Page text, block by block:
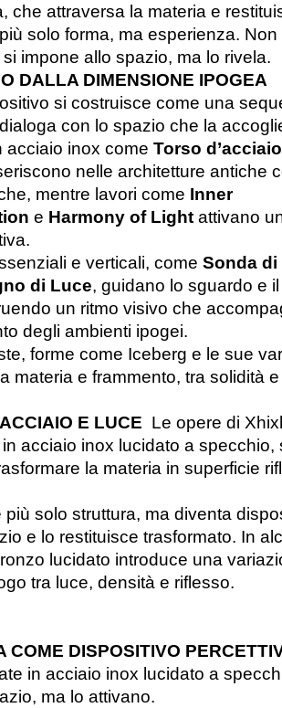
che attraversa la materia e
solo forma, ma esperienza.
impone allo spazio, ma lo rivela.
DALLA DIMENSIONE IPOGEA
si costruisce come una
con lo spazio che la
acciaio inox come Torso d’acciaio
nelle architetture antiche
mentre lavori come Inner
e Harmony of Light attivano
e verticali, come Sonda di
di Luce, guidano lo sguardo e
un ritmo visivo che
degli ambienti ipogei.
forme come Iceberg e le sue
materia e frammento, tra solidità
E LUCE Le opere di
acciaio inox lucidato a specchio,
la materia in superficie
più solo struttura, ma diventa
e lo restituisce trasformato. In
lucidato introduce una
tra luce, densità e riflesso.
COME DISPOSITIVO
in acciaio inox lucidato a
ma lo attivano.